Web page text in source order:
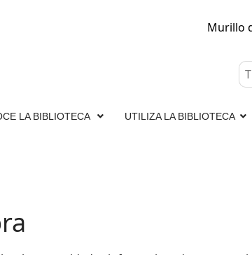
Murillo
LA BIBLIOTECA UTILIZA LA BIBLIOTECA